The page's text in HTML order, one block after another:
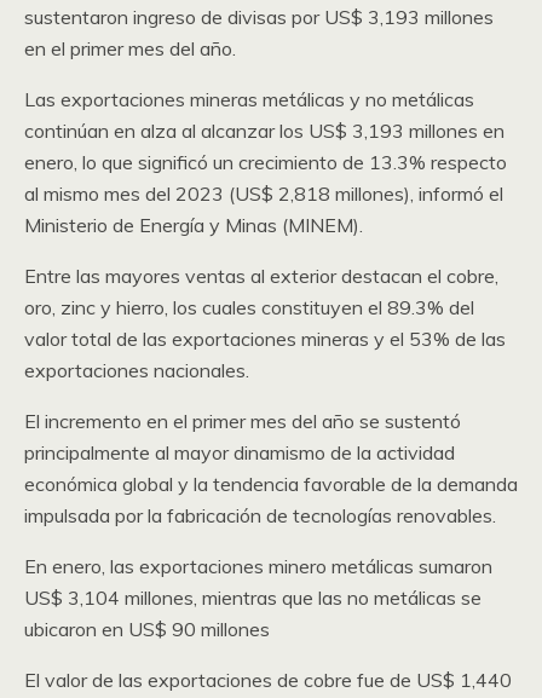
sustentaron ingreso de divisas por US$ 3,193 millones
en el primer mes del año.
Las exportaciones mineras metálicas y no metálicas
continúan en alza al alcanzar los US$ 3,193 millones en
enero, lo que significó un crecimiento de 13.3% respecto
al mismo mes del 2023 (US$ 2,818 millones), informó el
Ministerio de Energía y Minas (MINEM).
Entre las mayores ventas al exterior destacan el cobre,
oro, zinc y hierro, los cuales constituyen el 89.3% del
valor total de las exportaciones mineras y el 53% de las
exportaciones nacionales.
El incremento en el primer mes del año se sustentó
principalmente al mayor dinamismo de la actividad
económica global y la tendencia favorable de la demanda
impulsada por la fabricación de tecnologías renovables.
En enero, las exportaciones minero metálicas sumaron
US$ 3,104 millones, mientras que las no metálicas se
ubicaron en US$ 90 millones
El valor de las exportaciones de cobre fue de US$ 1,440